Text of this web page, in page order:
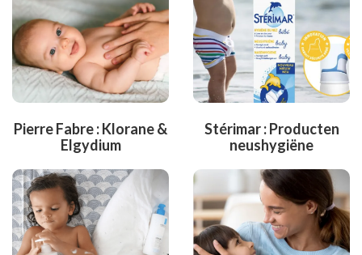
Pierre Fabre : Klorane &
Elgydium
Stérimar : Producten
neushygiëne